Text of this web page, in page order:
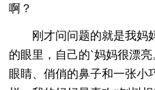
啊？
刚才问问题的就是我妈
的眼里，自己的`妈妈很漂
眼睛、俏俏的鼻子和一张小